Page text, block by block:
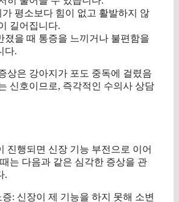
평소보다 힘이 없고 활발하지 않
길어집니다.
졌을 때 통증을 느끼거나 불편함을
다.
상은 강아지가 포도 중독에 걸렸음
신호이므로, 즉각적인 수의사 상담
진행되면 신장 기능 부전으로 이어
는 다음과 같은 심각한 증상을 관
.
: 신장이 제 기능을 하지 못해 소변